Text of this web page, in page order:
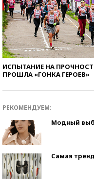
ИСПЫТАНИЕ НА
ПРОШЛА «ГОНКА ГЕРОЕВ»
РЕКОМЕНДУЕМ:
Модный
Самая